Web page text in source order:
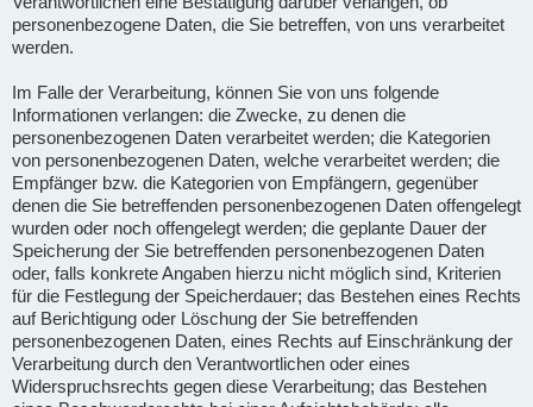
personenbezogene Daten, die Sie betreffen, von uns verarbeitet
werden.
Im Falle der Verarbeitung, können Sie von uns folgende
Informationen verlangen: die Zwecke, zu denen die
personenbezogenen Daten verarbeitet werden; die Kategorien
von personenbezogenen Daten, welche verarbeitet werden; die
Empfänger bzw. die Kategorien von Empfängern, gegenüber
denen die Sie betreffenden personenbezogenen Daten offengelegt
wurden oder noch offengelegt werden; die geplante Dauer der
Speicherung der Sie betreffenden personenbezogenen Daten
oder, falls konkrete Angaben hierzu nicht möglich sind, Kriterien
für die Festlegung der Speicherdauer; das Bestehen eines Rechts
auf Berichtigung oder Löschung der Sie betreffenden
personenbezogenen Daten, eines Rechts auf Einschränkung der
Verarbeitung durch den Verantwortlichen oder eines
Widerspruchsrechts gegen diese Verarbeitung; das Bestehen